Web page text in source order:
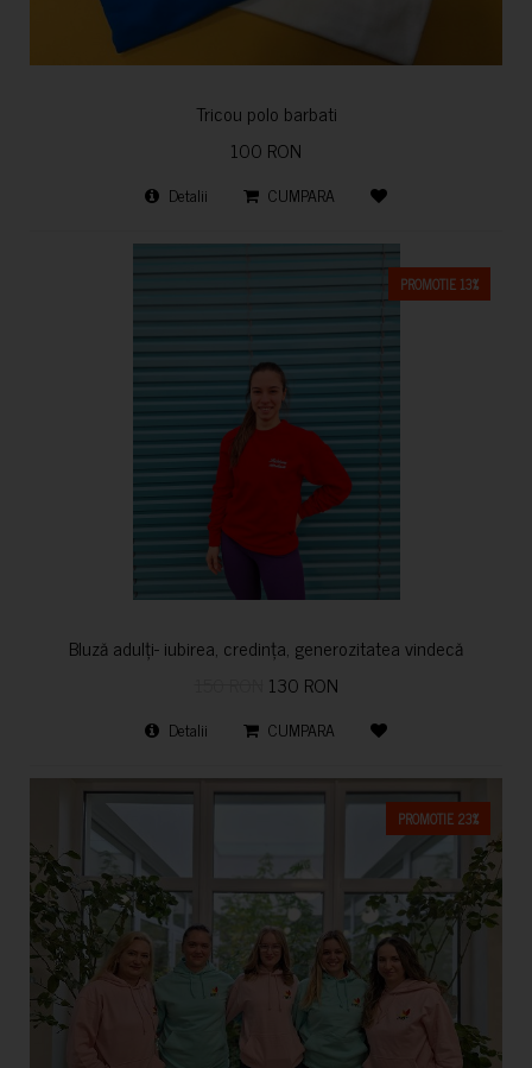
Tricou polo barbati
100 RON
Detalii CUMPARA
PROMOTIE 13%
Bluză adulți- iubirea, credința, generozitatea vindecă
130 RON
Detalii CUMPARA
PROMOTIE 23%